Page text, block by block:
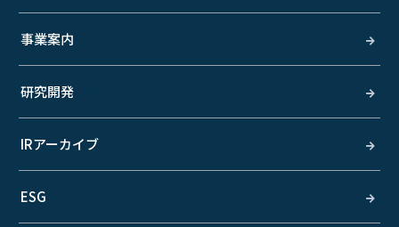
事業案内
研究開発
IRアーカイブ
ESG